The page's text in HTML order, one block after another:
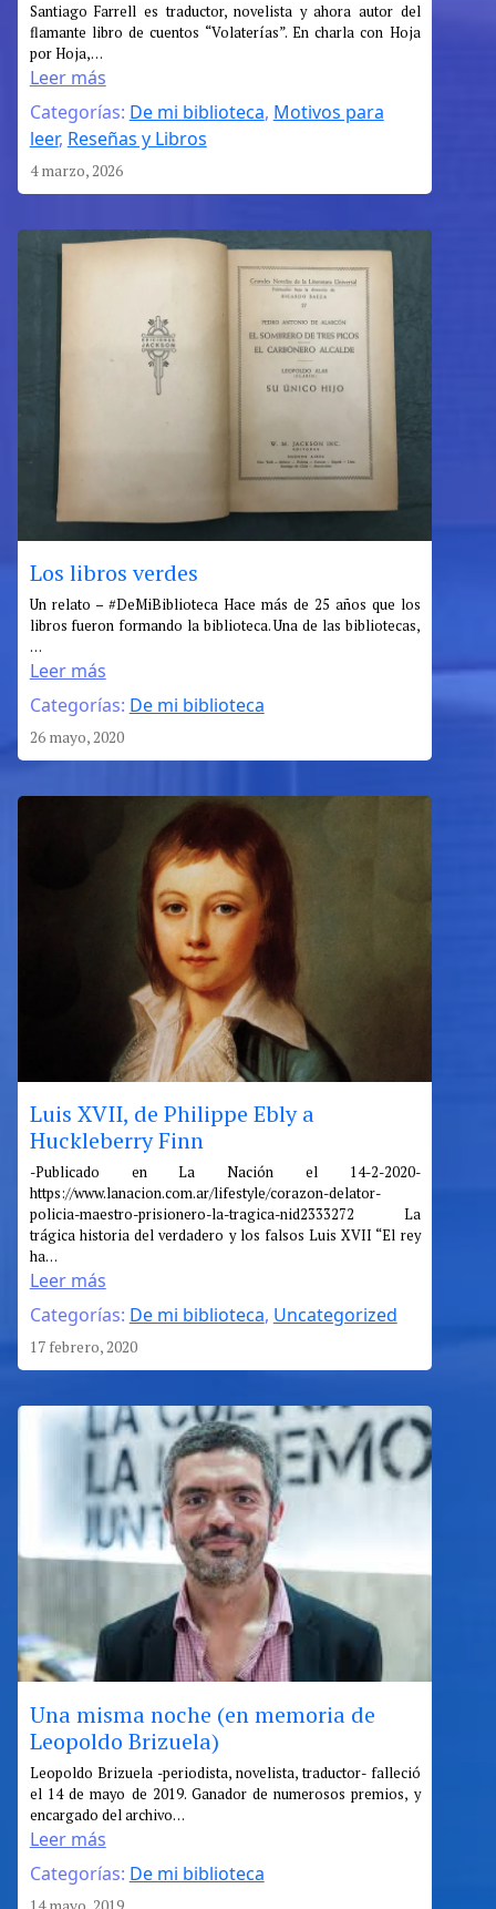
Santiago Farrell es traductor, novelista y ahora autor del
flamante libro de cuentos “Volaterías”. En charla con Hoja
por Hoja,…
Leer más
:
Cuentos,
volaterías
y
el
disparate
como
método
Categorías: De mi biblioteca, Motivos para
leer, Reseñas y Libros
4 marzo, 2026
Los libros verdes
Un relato – #DeMiBiblioteca Hace más de 25 años que los
libros fueron formando la biblioteca. Una de las bibliotecas,
…
Leer más
:
Los
libros
verdes
Categorías: De mi biblioteca
26 mayo, 2020
Luis XVII, de Philippe Ebly a
Huckleberry Finn
-Publicado en La Nación el 14-2-2020-
https://www.lanacion.com.ar/lifestyle/corazon-delator-
policia-maestro-prisionero-la-tragica-nid2333272 La
trágica historia del verdadero y los falsos Luis XVII “El rey
ha…
Leer más
:
Luis
XVII,
de
Philippe
Ebly
Huckleberry
Categorías: De mi biblioteca, Uncategorized
17 febrero, 2020
Una misma noche (en memoria de
Leopoldo Brizuela)
Leopoldo Brizuela -periodista, novelista, traductor- falleció
el 14 de mayo de 2019. Ganador de numerosos premios, y
encargado del archivo…
Leer más
:
Una
misma
noche
(en
Categorías: De mi biblioteca